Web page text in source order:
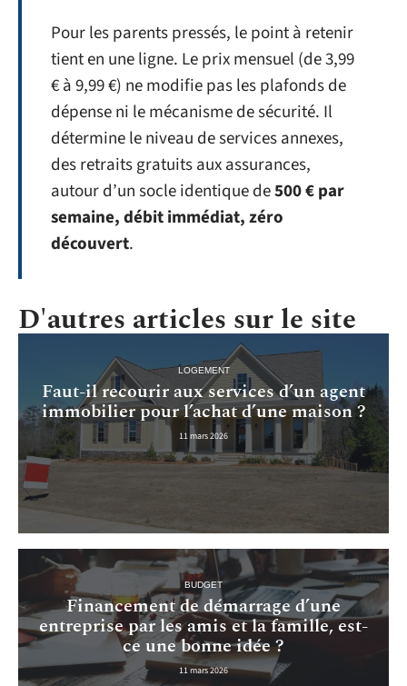
Pour les parents pressés, le point à retenir
tient en une ligne. Le prix mensuel (de 3,99
€ à 9,99 €) ne modifie pas les plafonds de
dépense ni le mécanisme de sécurité. Il
détermine le niveau de services annexes,
des retraits gratuits aux assurances,
autour d’un socle identique de500 € par
semaine, débit immédiat, zéro
découvert.
D'autres articles sur le site
LOGEMENT
Faut-il recourir aux services d’un agent
immobilier pour l’achat d’une maison ?
11 mars 2026
BUDGET
Financement de démarrage d’une
entreprise par les amis et la famille, est-
ce une bonne idée ?
11 mars 2026